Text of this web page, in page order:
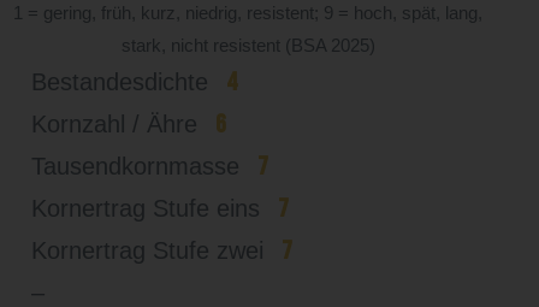
1 = gering, früh, kurz, niedrig, resistent; 9 = hoch, spät, lang,
stark, nicht resistent (BSA 2025)
Bestandesdichte 4
Kornzahl / Ähre 6
Tausendkornmasse 7
Kornertrag Stufe eins 7
Kornertrag Stufe zwei 7
–